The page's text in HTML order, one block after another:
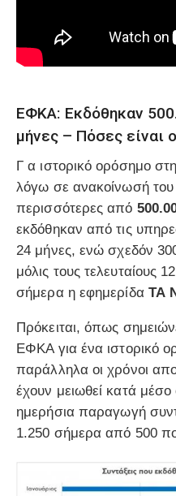
ΕΦΚΑ: Εκδόθηκαν
μήνες – Πόσες είναι
Γ α ιστορικό ορόσημο
λόγω σε ανακοίνωσή του
περισσότερες από
εκδόθηκαν από τις
24 μήνες, ενώ σχεδόν
μόλις τους τελευταίους
σήμερα η εφημερίδα ΤΑ
Πρόκειται, όπως
ΕΦΚΑ για ένα ιστορικό
παράλληλα οι χρόνοι
έχουν μειωθεί κατά
ημερήσια παραγωγή
1.250 σήμερα από 500